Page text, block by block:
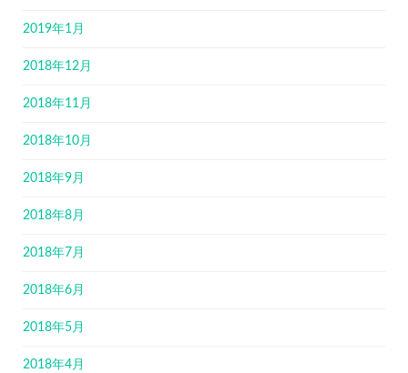
2019年1月
2018年12月
2018年11月
2018年10月
2018年9月
2018年8月
2018年7月
2018年6月
2018年5月
2018年4月